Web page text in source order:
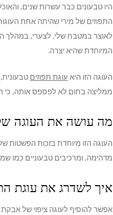
היו טבעונים כבר עשרות שנים,
התפוזים של מירי שהיתה אחת
לאוצר במטבח שלי. לצערי, במהלך
המיוחדת שהיא יצרה.
העוגה הזו היא עוגת תפוזים
ממליצה בחום לא לפספס אותה, כי
מה עושה את העוגה
העוגה הזו מיוחדת בזכות הפשטות
מדהימה, ומרכיבים טבעוניים כמו
איך לשדרג את עוגת
אפשר להוסיף לעוגה ציפוי של